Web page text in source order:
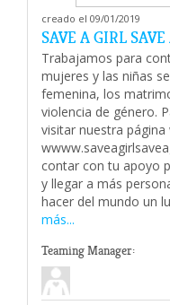
creado el 09/01/2019
SAVE A GIRL
Trabajamos para
mujeres y las niñas
femenina, los
violencia de género.
visitar nuestra página
contar con tu apoyo
y llegar a más
hacer del mundo un
más...
Teaming Manager: